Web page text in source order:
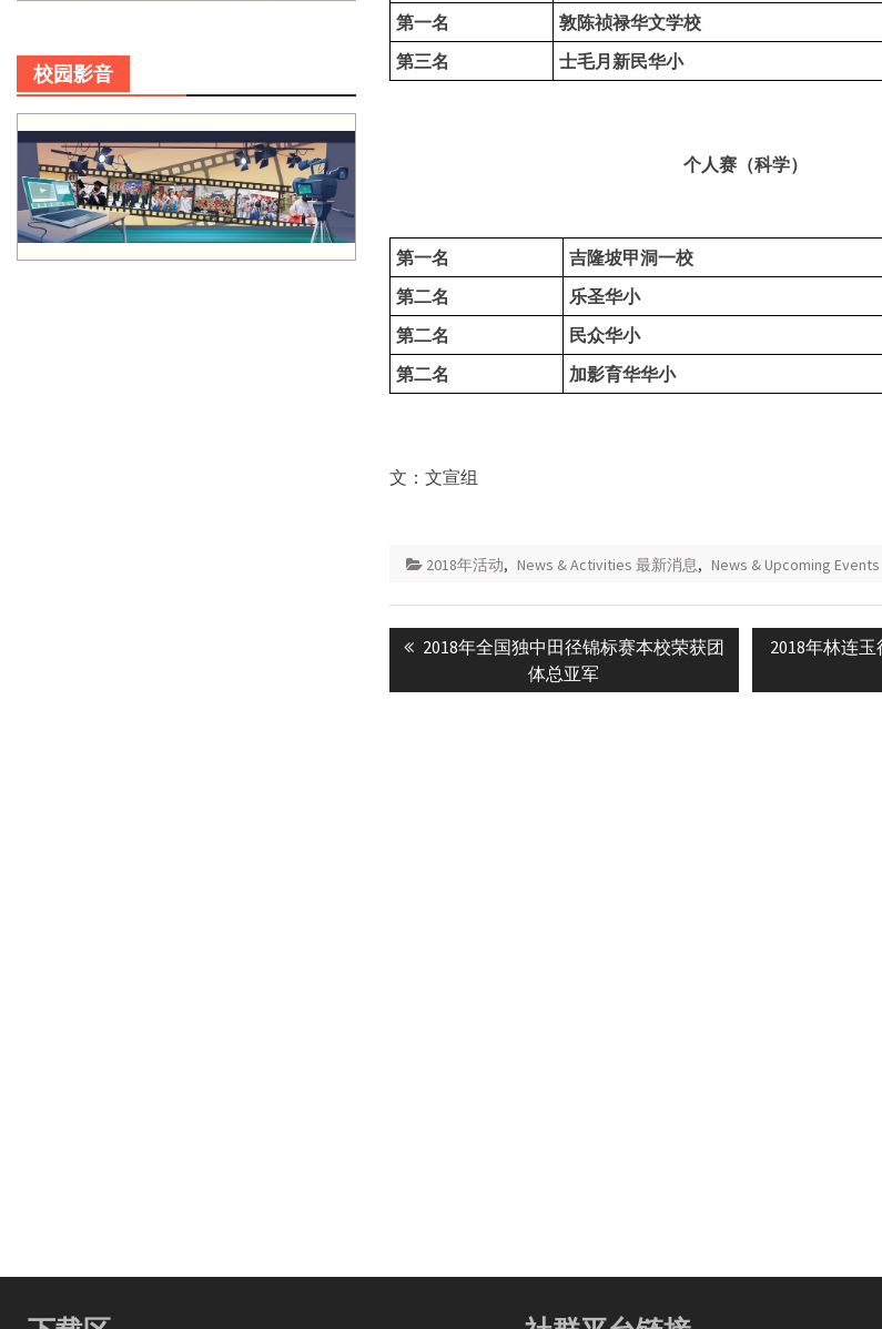
第一名
敦陈祯禄华文学校
第三名
士毛月新民华小
个人赛（科学）
第一名 吉隆坡甲洞一校
第二名
乐圣华小
第二名
民众华小
第二名
加影育华华小
文：文宣组
2018年活动, News & Activities 最新消息, News & Upcoming Events
Post
navigation
Previous
2018年全国独中田径锦标赛本校荣获团
体总亚军
Next
2018年林连
校园影音